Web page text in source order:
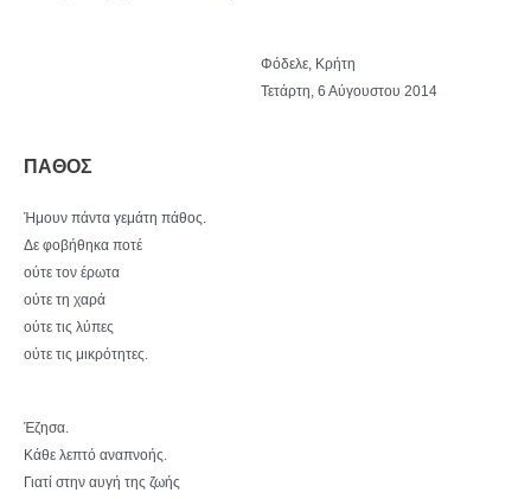
Φόδελε, Κρήτη
Τετάρτη, 6 Αύγουστου 2014
ΠΑΘΟΣ
Ήμουν πάντα γεμάτη πάθος.
Δε φοβήθηκα ποτέ
ούτε τον έρωτα
ούτε τη χαρά
ούτε τις λύπες
ούτε τις μικρότητες.
Έζησα.
Κάθε λεπτό αναπνοής.
Γιατί στην αυγή της ζωής